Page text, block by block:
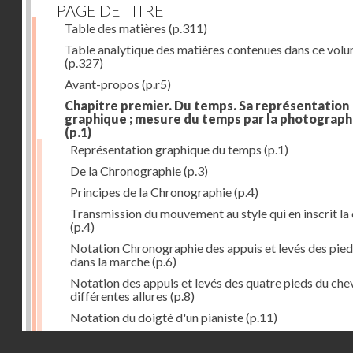
PAGE DE TITRE
Table des matières (p.311)
Table analytique des matières contenues dans ce
(p.327)
Avant-propos (p.r5)
Chapitre premier. Du temps. Sa représentation
graphique ; mesure du temps par la
(p.1)
Représentation graphique du temps (p.1)
De la Chronographie(p.3)
Principes de la Chronographie(p.4)
Transmission du mouvement au style qui en inscrit la
(p.4)
Notation Chronographie des appuis et levés des
dans la marche(p.6)
Notation des appuis et levés des quatre pieds du
différentes allures (p.8)
Notation du doigté d'un pianiste(p.11)